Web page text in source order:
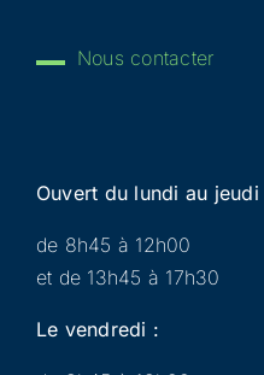
Nous contacter
Ouvert du lundi au jeudi
de 8h45 à 12h00
et de 13h45 à 17h30
Le vendredi :